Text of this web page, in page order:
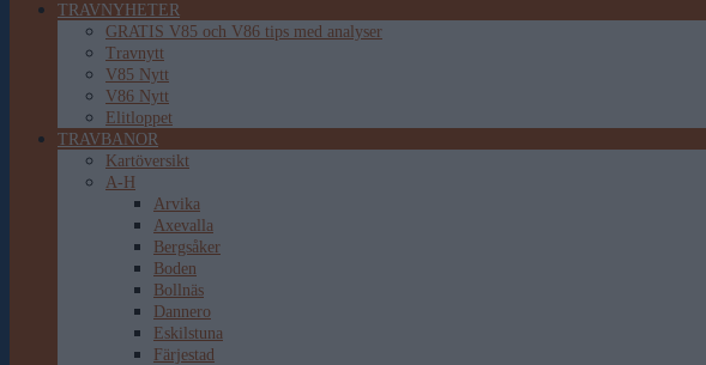
TRAVNYHETER
GRATIS V85 och V86 tips med analyser
Travnytt
V85 Nytt
V86 Nytt
Elitloppet
TRAVBANOR
Kartöversikt
A-H
Arvika
Axevalla
Bergsåker
Boden
Bollnäs
Dannero
Eskilstuna
Färjestad